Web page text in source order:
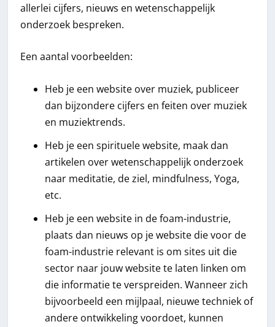
allerlei cijfers, nieuws en wetenschappelijk
onderzoek bespreken.
Een aantal voorbeelden:
Heb je een website over muziek, publiceer
dan bijzondere cijfers en feiten over muziek
en muziektrends.
Heb je een spirituele website, maak dan
artikelen over wetenschappelijk onderzoek
naar meditatie, de ziel, mindfulness, Yoga,
etc.
Heb je een website in de foam-industrie,
plaats dan nieuws op je website die voor de
foam-industrie relevant is om sites uit die
sector naar jouw website te laten linken om
die informatie te verspreiden. Wanneer zich
bijvoorbeeld een mijlpaal, nieuwe techniek of
andere ontwikkeling voordoet, kunnen